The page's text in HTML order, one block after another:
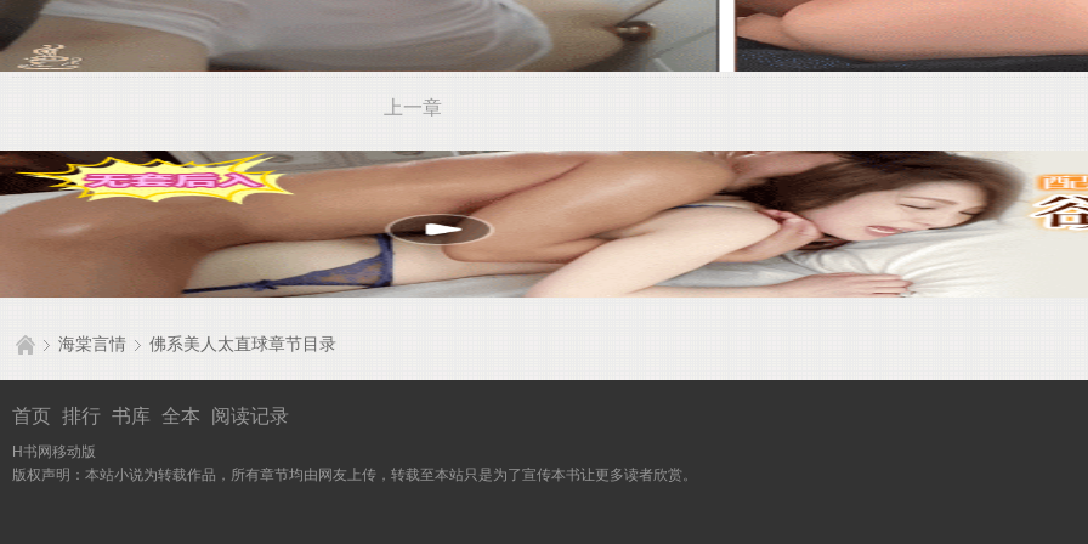
上一章
海棠言情 佛系美人太直球章节目录
首页 排行 书库 全本 阅读记录
H书网移动版
版权声明：本站小说为转载作品，所有章节均由网友上传，转载至本站只是为了宣传本书让更多读者欣赏。